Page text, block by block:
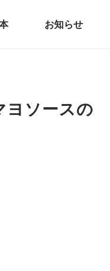
お知らせ
ヨソースの